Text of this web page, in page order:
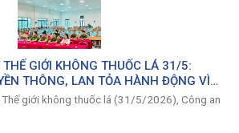
GIỚI KHÔNG THUỐC LÁ 31/5:
THÔNG, LAN TỎA HÀNH ĐỘNG VÌ
Thế giới không thuốc lá (31/5/2026), Công an